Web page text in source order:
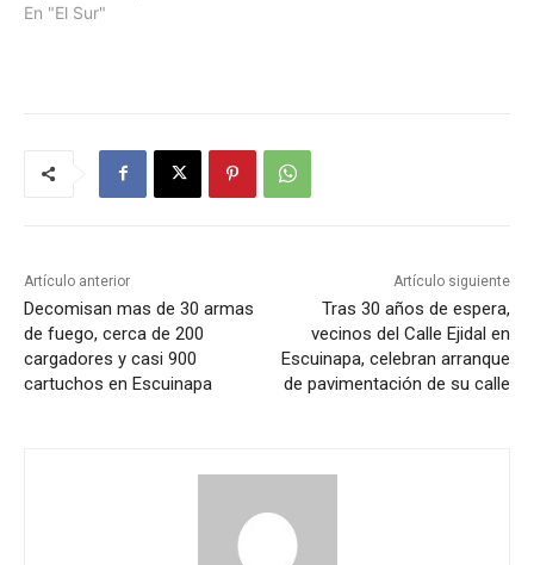
En "El Sur"
Artículo anterior
Decomisan mas de 30 armas
de fuego, cerca de 200
cargadores y casi 900
cartuchos en Escuinapa
Artículo siguiente
Tras 30 años de espera,
vecinos del Calle Ejidal en
Escuinapa, celebran arranque
de pavimentación de su calle